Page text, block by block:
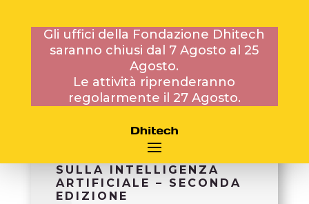
Gli uffici della Fondazione Dhitech
saranno chiusi dal 7 Agosto al 25
Agosto.
Le attività riprenderanno
regolarmente il 27 Agosto.
28 SETTEMBRE 2020
CORSO DI FORMAZIONE
SULLA INTELLIGENZA
ARTIFICIALE – SECONDA
EDIZIONE